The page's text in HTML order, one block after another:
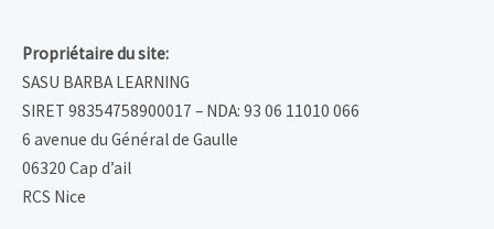
Propriétaire du site:
SASU BARBA LEARNING
SIRET 98354758900017 – NDA: 93 06 11010 066
6 avenue du Général de Gaulle
06320 Cap d’ail
RCS Nice